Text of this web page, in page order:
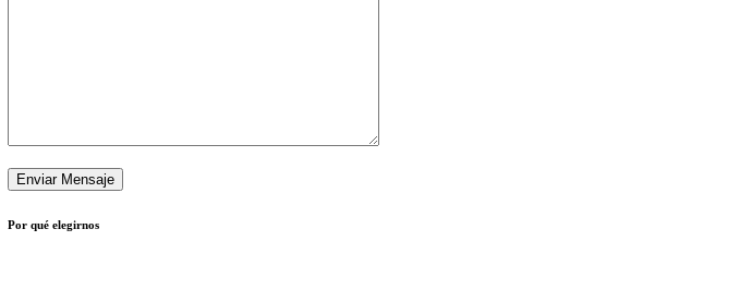
Por qué elegirnos